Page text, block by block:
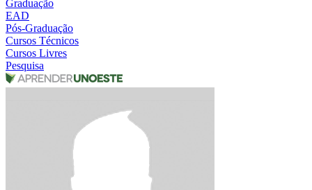
Graduação
EAD
Pós-Graduação
Cursos Técnicos
Cursos Livres
Pesquisa